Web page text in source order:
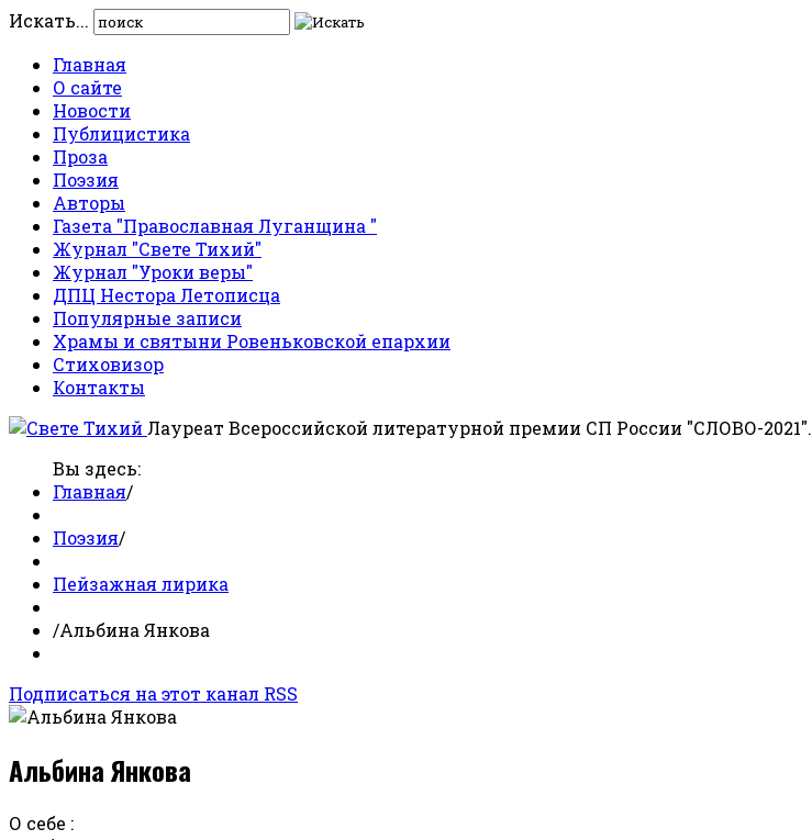
Искать...
Главная
О сайте
Новости
Публицистика
Проза
Поэзия
Авторы
Газета "Православная Луганщина "
Журнал "Свете Тихий"
Журнал "Уроки веры"
ДПЦ Нестора Летописца
Популярные записи
Храмы и святыни Ровеньковской епархии
Стиховизор
Контакты
Лауреат Всероссийской литературной премии СП России "СЛОВО-2021".
Вы здесь:
Главная/
Поэзия/
Пейзажная лирика
/Альбина Янкова
Подписаться на этот канал RSS
Альбина Янкова
О себе :